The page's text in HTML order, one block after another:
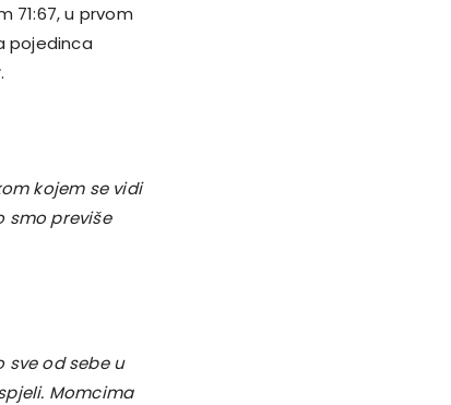
71:67, u prvom
pojedinca
.
kojem se vidi
smo previše
od sebe u
Momcima